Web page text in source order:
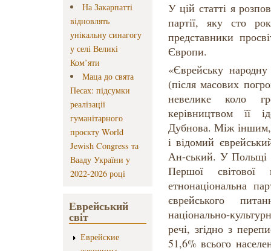
На Закарпатті
відновлять
унікальну синагогу
у селі Великі
Ком’яти
Маца до свята
Песах: підсумки
реалізації
гуманітарного
проєкту World
Jewish Congress та
Вааду України у
2022-2026 році
Еврейський
світ
Еврейские
У цій статті я
партії, яку сто
представники
Європи.
«Єврейську
(після масових
невелике коло
керівництвом її
Дубнова. Між іншим,
і відомий
Ан-ський. У Польщі
Першої
етнонаціональна
єврейського
національно-
речі, згідно з
51,6% всього